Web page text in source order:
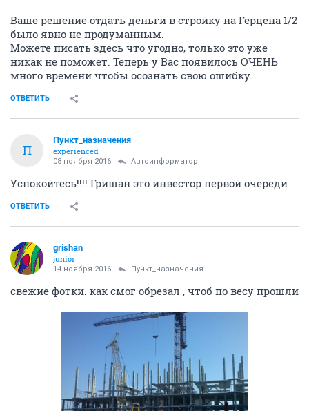
Ваше решение отдать деньги в стройку на Герцена 1/2
было явно не продуманным.
Можете писать здесь что угодно, только это уже
никак не поможет. Теперь у Вас появилось ОЧЕНЬ
много времени чтобы осознать свою ошибку.
ОТВЕТИТЬ
П
Пункт_назначения
experienced
08 ноября 2016 Автоинформатор
Успокойтесь!!!! Гришан это инвестор первой очереди
ОТВЕТИТЬ
grishan
junior
14 ноября 2016 Пункт_назначения
свежие фотки. как смог обрезал , чтоб по весу прошли